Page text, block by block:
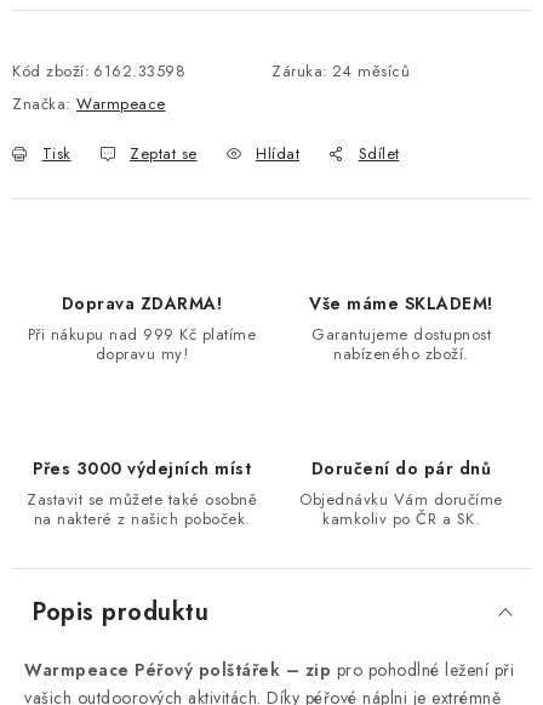
Kód zboží: 6162.33598 Záruka: 24 měsíců
Značka: Warmpeace
Tisk Zeptat se Hlídat Sdílet
Doprava ZDARMA!
Při nákupu nad 999 Kč platíme
dopravu my!
Vše máme SKLADEM!
Garantujeme dostupnost
nabízeného zboží.
Přes 3000 výdejních míst
Zastavit se můžete také osobně
na nakteré z našich poboček.
Doručení do pár dnů
Objednávku Vám doručíme
kamkoliv po ČR a SK.
Popis produktu
Warmpeace Péřový polštářek – zip pro pohodlné ležení při
vašich outdoorových aktivitách. Díky péřové náplni je extrémně